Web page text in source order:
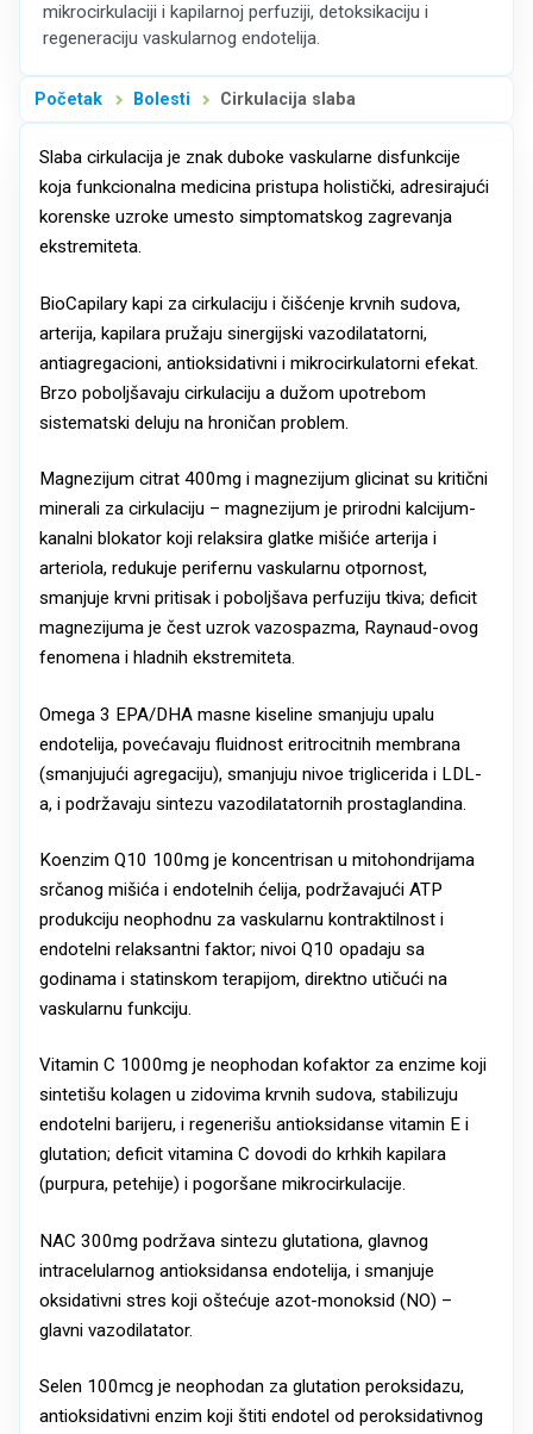
mikrocirkulaciji i kapilarnoj perfuziji, detoksikaciju i
regeneraciju vaskularnog endotelija.
Početak Bolesti Cirkulacija slaba
Slaba cirkulacija je znak duboke vaskularne disfunkcije
koja funkcionalna medicina pristupa holistički, adresirajući
korenske uzroke umesto simptomatskog zagrevanja
ekstremiteta.
BioCapilary kapi za cirkulaciju i čišćenje krvnih sudova,
arterija, kapilara pružaju sinergijski vazodilatatorni,
antiagregacioni, antioksidativni i mikrocirkulatorni efekat.
Brzo poboljšavaju cirkulaciju a dužom upotrebom
sistematski deluju na hroničan problem.
Magnezijum citrat 400mg i magnezijum glicinat su kritični
minerali za cirkulaciju – magnezijum je prirodni kalcijum-
kanalni blokator koji relaksira glatke mišiće arterija i
arteriola, redukuje perifernu vaskularnu otpornost,
smanjuje krvni pritisak i poboljšava perfuziju tkiva; deficit
magnezijuma je čest uzrok vazospazma, Raynaud-ovog
fenomena i hladnih ekstremiteta.
Omega 3 EPA/DHA masne kiseline smanjuju upalu
endotelija, povećavaju fluidnost eritrocitnih membrana
(smanjujući agregaciju), smanjuju nivoe triglicerida i LDL-
a, i podržavaju sintezu vazodilatatornih prostaglandina.
Koenzim Q10 100mg je koncentrisan u mitohondrijama
srčanog mišića i endotelnih ćelija, podržavajući ATP
produkciju neophodnu za vaskularnu kontraktilnost i
endotelni relaksantni faktor; nivoi Q10 opadaju sa
godinama i statinskom terapijom, direktno utičući na
vaskularnu funkciju.
Vitamin C 1000mg je neophodan kofaktor za enzime koji
sintetišu kolagen u zidovima krvnih sudova, stabilizuju
endotelni barijeru, i regenerišu antioksidanse vitamin E i
glutation; deficit vitamina C dovodi do krhkih kapilara
(purpura, petehije) i pogoršane mikrocirkulacije.
NAC 300mg podržava sintezu glutationa, glavnog
intracelularnog antioksidansa endotelija, i smanjuje
oksidativni stres koji oštećuje azot-monoksid (NO) –
glavni vazodilatator.
Selen 100mcg je neophodan za glutation peroksidazu,
antioksidativni enzim koji štiti endotel od peroksidativnog